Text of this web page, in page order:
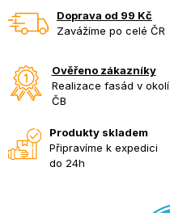
Doprava od 99 Kč
Zavážíme po celé ČR
Ověřeno zákazníky
Realizace fasád v okolí
ČB
Produkty skladem
Připravíme k expedici
do 24h